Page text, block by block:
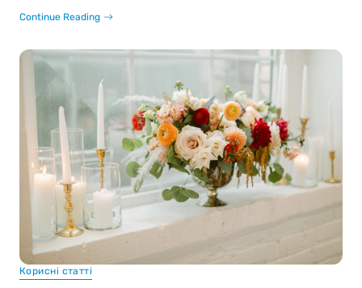
Continue Reading
Корисні статті